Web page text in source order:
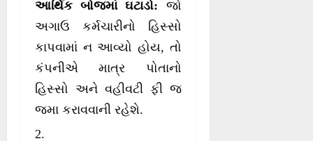
આર્થિક બોજમાં ઘટાડો: જો
અગાઉ કર્મચારીનો હિસ્સો
કાપવામાં ન આવ્યો હોય, તો
કંપનીએ માત્ર પોતાનો
હિસ્સો અને વહીવટી ફી જ
જમા કરાવવાની રહેશે.